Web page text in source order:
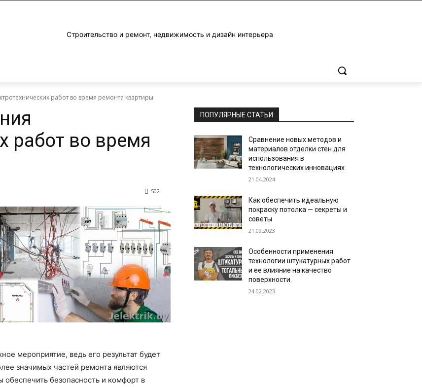
Строительство и ремонт, недвижимость и дизайн интерьера
работ во время ремонта квартиры
работ во время
502
мероприятие, ведь его результат будет
значимых частей ремонта являются
безопасность и комфорт в
ПОПУЛЯРНЫЕ СТАТЬИ
Сравнение новых методов и
материалов отделки стен для
использования в
технологических инновациях
21.04.2024
Как обеспечить идеальную
покраску потолка — секреты и
советы
21.09.2023
Особенности применения
технологии штукатурных работ
и ее влияние на качество
поверхности.
24.02.2023